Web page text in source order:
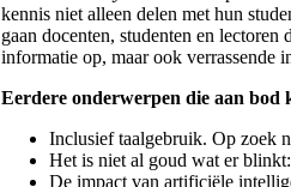
kennis niet alleen delen met hun
gaan docenten, studenten en
informatie op, maar ook verrassende
Eerdere onderwerpen die aan bod
Inclusief taalgebruik. Op zoek
Het is niet al goud wat er
De impact van artificiële